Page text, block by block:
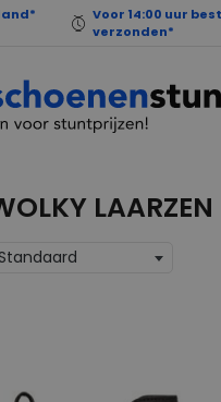
Voor 14:00 uur
verzonden*
LAARZEN
Standaard